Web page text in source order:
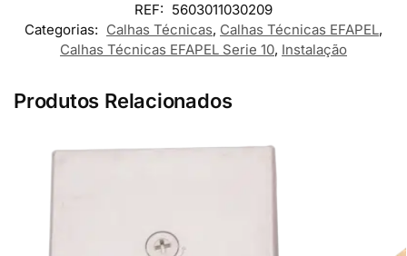
REF: 5603011030209
Categorias: Calhas Técnicas, Calhas Técnicas EFAPEL,
Calhas Técnicas EFAPEL Serie 10, Instalação
Produtos Relacionados